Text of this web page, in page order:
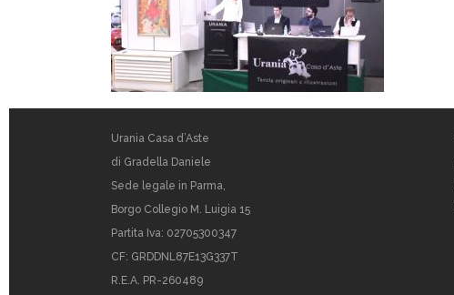
Urania Casa d’Aste
di Gradella Daniele
Sede legale in Parma,
Borgo Collegio M. Luigia 15
Partita Iva: 02705300347
CF: GRDDNL87E13G337T
R.E.A. PR-260489